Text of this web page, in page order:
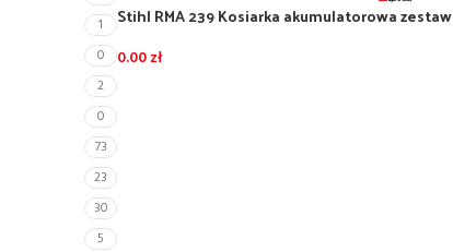
1
0
2
0
73
23
30
5
Stihl RMA 239 Kosiarka akumulatorowa zestaw
0.00zł